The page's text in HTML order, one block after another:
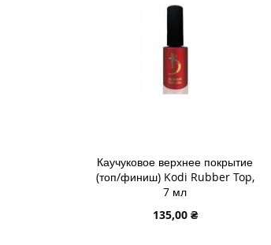
Каучуковое верхнее покрытие
(топ/финиш) Kodi Rubber Top,
7 мл
135,00 ₴